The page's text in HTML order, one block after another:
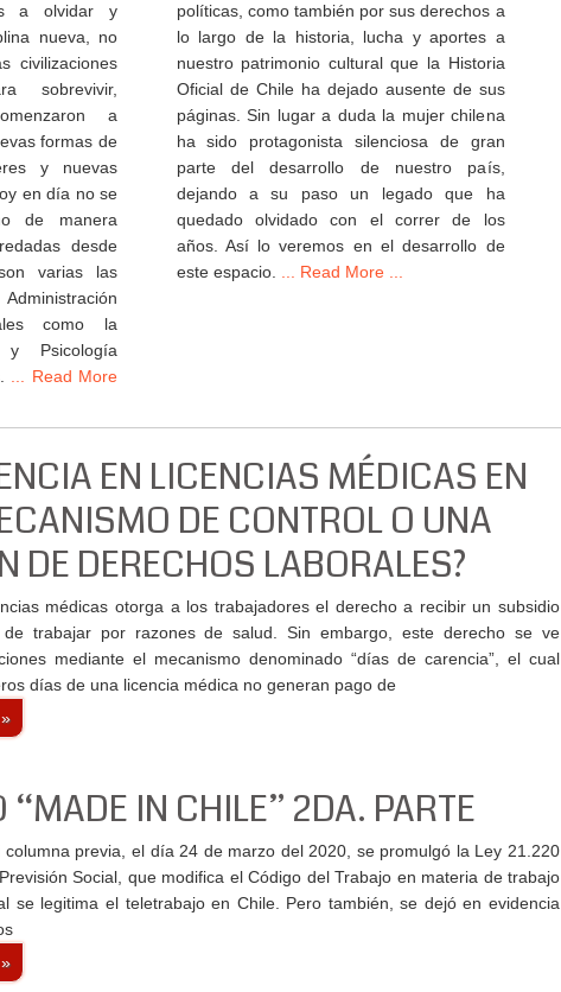
a olvidar y
nueva, no
civilizaciones
sobrevivir,
a
formas de
y nuevas
en día no se
de manera
desde
varias las
como la
y Psicología
... Read More
políticas, como también por sus derechos a
lo largo de la historia, lucha y aportes a
nuestro patrimonio cultural que la Historia
Oficial de Chile ha dejado ausente de sus
páginas. Sin lugar a duda la mujer chilena
ha sido protagonista silenciosa de gran
parte del desarrollo de nuestro país,
dejando a su paso un legado que ha
quedado olvidado con el correr de los
años. Así lo veremos en el desarrollo de
este espacio.
... Read More ...
EN LICENCIAS MÉDICAS EN
DE CONTROL O UNA
DE DERECHOS LABORALES?
médicas otorga a los trabajadores el derecho a recibir un subsidio
trabajar por razones de salud. Sin embargo, este derecho se ve
mediante el mecanismo denominado “días de carencia”, el cual
días de una licencia médica no generan pago de
“MADE IN CHILE” 2DA. PARTE
previa, el día 24 de marzo del 2020, se promulgó la Ley 21.220
Social, que modifica el Código del Trabajo en materia de trabajo
se legitima el teletrabajo en Chile. Pero también, se dejó en evidencia